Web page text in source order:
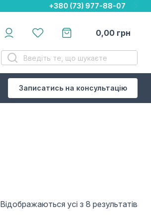
+380 (73) 977-88-07
+380 (73) 977-88-07
+380 (73) 977-88-07
0,00 грн
Записатись на консультацію
Відображаються усі з 8 результатів